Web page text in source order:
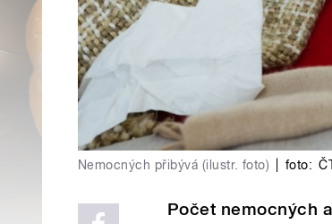
Nemocných přibývá (ilustr. foto) foto:
Počet nemocných